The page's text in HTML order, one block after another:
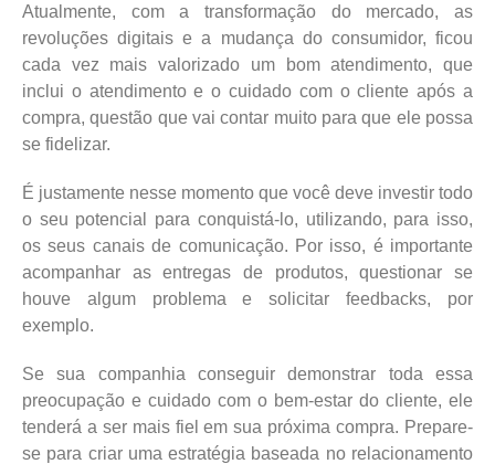
Atualmente, com a transformação do mercado, as
revoluções digitais e a mudança do consumidor, ficou
cada vez mais valorizado um bom atendimento, que
inclui o atendimento e o cuidado com o cliente após a
compra, questão que vai contar muito para que ele possa
se fidelizar.
É justamente nesse momento que você deve investir todo
o seu potencial para conquistá-lo, utilizando, para isso,
os seus canais de comunicação. Por isso, é importante
acompanhar as entregas de produtos, questionar se
houve algum problema e solicitar feedbacks, por
exemplo.
Se sua companhia conseguir demonstrar toda essa
preocupação e cuidado com o bem-estar do cliente, ele
tenderá a ser mais fiel em sua próxima compra. Prepare-
se para criar uma estratégia baseada no relacionamento